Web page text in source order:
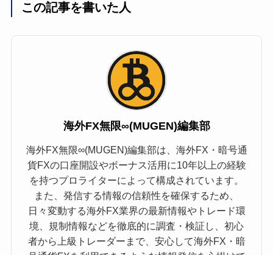
この記事を書いた人
海外FX無限∞(MUGEN)編集部
海外FX無限∞(MUGEN)編集部は、海外FX・暗号通
貨FXの口座開設やボーナス活用に10年以上の経験
を持つプロライターによって構成されています。
また、発信する情報の信頼性を確保するため、
日々変動する海外FX業界の最新情報やトレード環
境、規制情報などを徹底的に調査・検証し、初心
者から上級トレーダーまで、安心して海外FX・暗